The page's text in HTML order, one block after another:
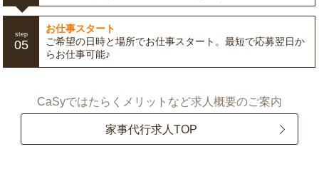
step
05
お仕事スタート
ご希望の日時と場所でお仕事スタート。最短で応募翌日か
らお仕事可能♪
CaSyではたらくメリットなど求人概要のご案内
家事代行求人TOP